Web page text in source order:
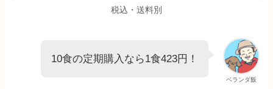
税込・送料別
ベランダ飯
10食の定期購入なら1食423円！